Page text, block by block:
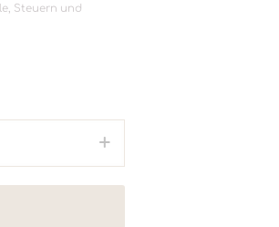
Steuern und